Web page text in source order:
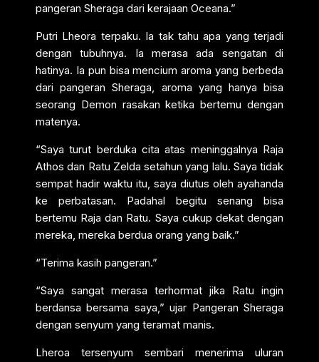
pangeran Sheraga dari kerajaan Oceana.”
Putri Lheora terpaku. Ia tak tahu apa yang terjadi
dengan tubuhnya. Ia merasa ada sengatan di
hatinya. Ia pun bisa mencium aroma yang berbeda
dari pangeran Sheraga, aroma yang hanya bisa
seorang Demon rasakan ketika bertemu dengan
matenya.
“Saya turut berduka cita atas meninggalnya Raja
Athos dan Ratu Zelda setahun yang lalu. Saya tidak
sempat hadir waktu itu, saya diutus oleh ayahanda
ke perbatasan. Padahal begitu senang bisa
bertemu Raja dan Ratu. Saya cukup dekat dengan
mereka, mereka berdua orang yang baik.”
“Terima kasih pangeran.”
“Saya sangat merasa terhormat jika Ratu ingin
berdansa bersama saya,” ujar Pangeran Sheraga
dengan senyum yang teramat manis.
Lheroa tersenyum sembari menerima uluran